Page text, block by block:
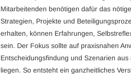
Mitarbeitenden benötigen dafür das
Strategien, Projekte und
erhalten, können Erfahrungen,
sein. Der Fokus sollte auf praxisnahen
Entscheidungsfindung und Szenarien
liegen. So entsteht ein ganzheitliches